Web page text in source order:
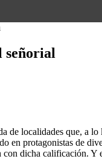
señorial
de localidades que, a
en protagonistas de
con dicha calificación.